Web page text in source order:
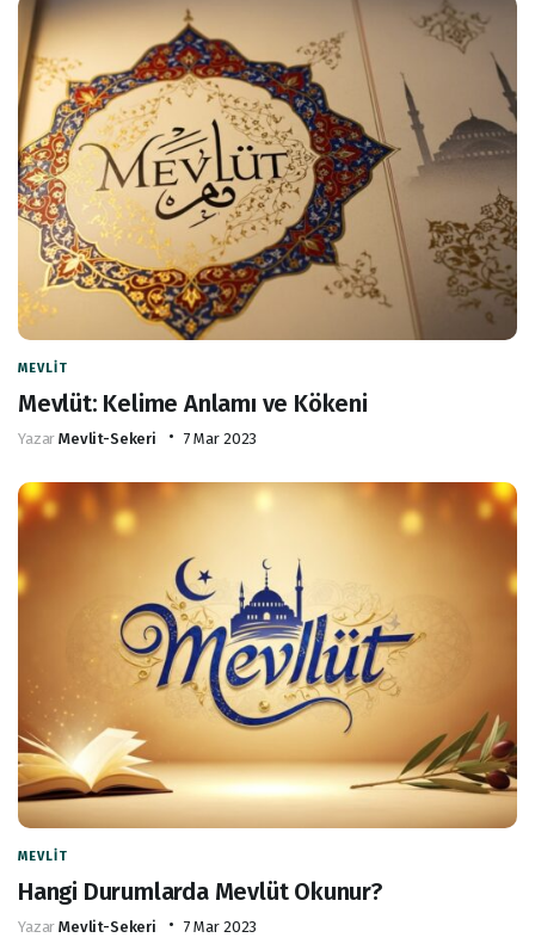
MEVLIT
Mevlüt: Kelime Anlamı ve Kökeni
YazarMevlit-Sekeri 7 Mar 2023
MEVLIT
Hangi Durumlarda Mevlüt Okunur?
YazarMevlit-Sekeri 7 Mar 2023